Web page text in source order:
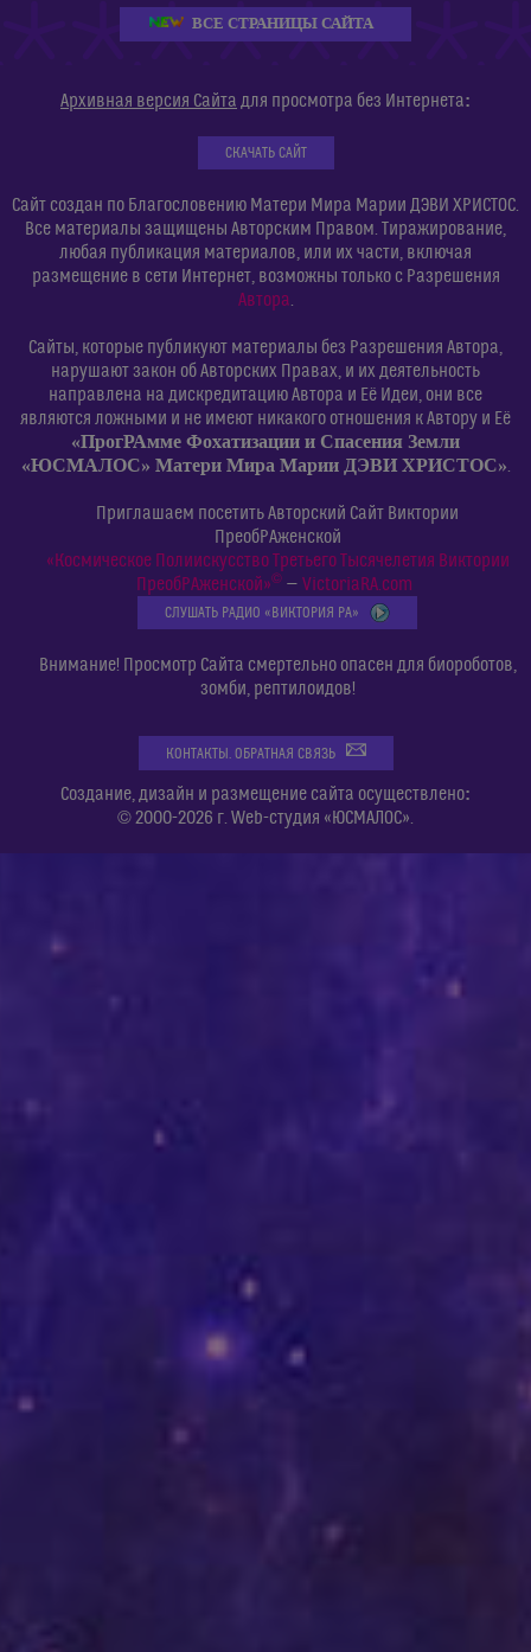
ВСЕ СТРАНИЦЫ САЙТА
Архивная версия Сайта для просмотра без Интернета:
СКАЧАТЬ САЙТ
Сайт создан по Благословению Матери Мира Марии ДЭВИ ХРИСТОС.
Все материалы защищены Авторским Правом. Тиражирование,
любая публикация материалов, или их части, включая
размещение в сети Интернет, возможны только с Разрешения
Автора.
Сайты, которые публикуют материалы без Разрешения Автора,
нарушают закон об Авторских Правах, и их деятельность
направлена на дискредитацию Автора и Её Идеи, они все
являются ложными и не имеют никакого отношения к Автору и Её
«ПрогРАмме Фохатизации и Спасения Земли
«ЮСМАЛОС» Матери Мира Марии ДЭВИ ХРИСТОС».
Приглашаем посетить Авторский Сайт Виктории
ПреобРАженской
«Космическое Полиискусство Третьего Тысячелетия Виктории
ПреобРАженской»©— VictoriaRA.com
СЛУШАТЬ РАДИО «ВИКТОРИЯ РА»
Внимание! Просмотр Сайта смертельно опасен для биороботов,
зомби, рептилоидов!
КОНТАКТЫ. ОБРАТНАЯ СВЯЗЬ
Создание, дизайн и размещение сайта осуществлено:
© 2000-2026 г. Web-студия «ЮСМАЛОС».